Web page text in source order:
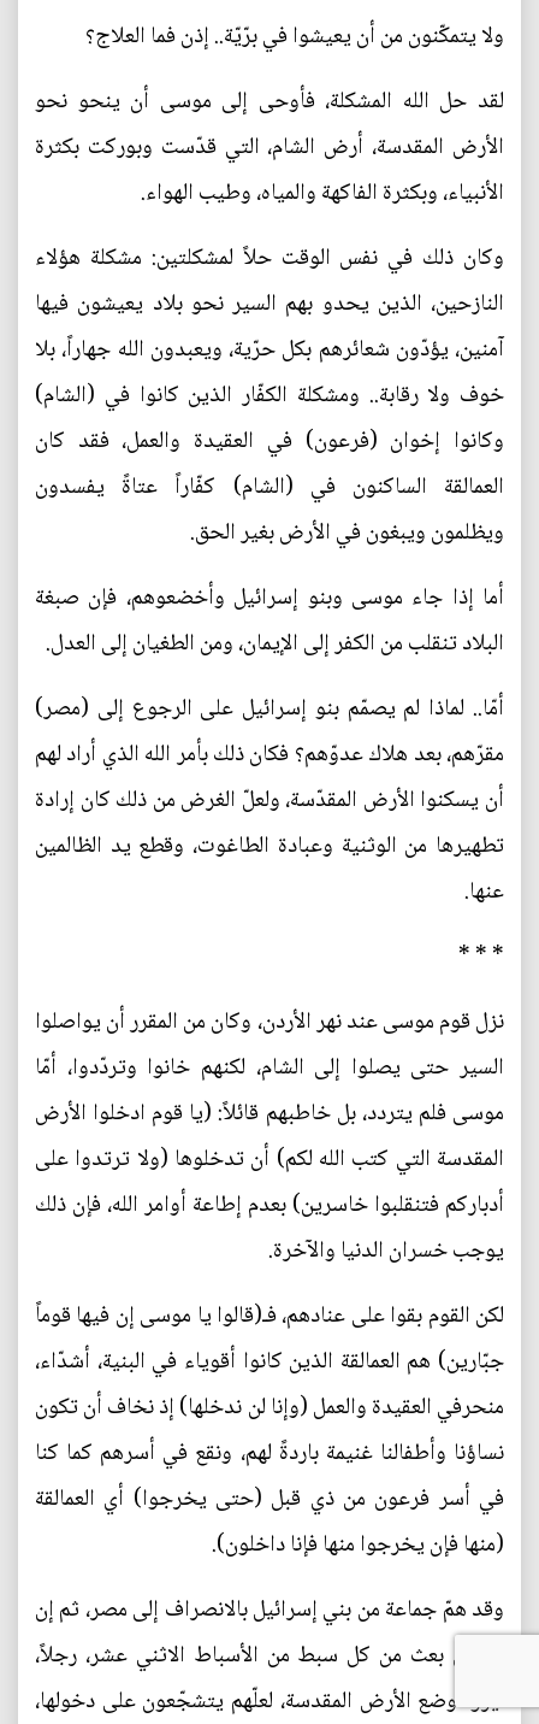
ولا يتمكّنون من أن يعيشوا في برّيّة.. إذن فما العلاج؟
لقد حل الله المشكلة، فأوحى إلى موسى أن ينحو نحو
الأرض المقدسة، أرض الشام، التي قدّست وبوركت بكثرة
الأنبياء، وبكثرة الفاكهة والمياه، وطيب الهواء.
وكان ذلك في نفس الوقت حلاً لمشكلتين: مشكلة هؤلاء
النازحين، الذين يحدو بهم السير نحو بلاد يعيشون فيها
آمنين، يؤدّون شعائرهم بكل حرّية، ويعبدون الله جهاراً، بلا
خوف ولا رقابة.. ومشكلة الكفّار الذين كانوا في (الشام)
وكانوا إخوان (فرعون) في العقيدة والعمل، فقد كان
العمالقة الساكنون في (الشام) كفّاراً عتاةً يفسدون
ويظلمون ويبغون في الأرض بغير الحق.
أما إذا جاء موسى وبنو إسرائيل وأخضعوهم، فإن صبغة
البلاد تنقلب من الكفر إلى الإيمان، ومن الطغيان إلى العدل.
أمّا.. لماذا لم يصمّم بنو إسرائيل على الرجوع إلى (مصر)
مقرّهم، بعد هلاك عدوّهم؟ فكان ذلك بأمر الله الذي أراد لهم
أن يسكنوا الأرض المقدّسة، ولعلّ الغرض من ذلك كان إرادة
تطهيرها من الوثنية وعبادة الطاغوت، وقطع يد الظالمين
عنها.
* * *
نزل قوم موسى عند نهر الأردن، وكان من المقرر أن يواصلوا
السير حتى يصلوا إلى الشام، لكنهم خانوا وتردّدوا، أمّا
موسى فلم يتردد، بل خاطبهم قائلاً: (يا قوم ادخلوا الأرض
المقدسة التي كتب الله لكم) أن تدخلوها (ولا ترتدوا على
أدباركم فتنقلبوا خاسرين) بعدم إطاعة أوامر الله، فإن ذلك
يوجب خسران الدنيا والآخرة.
لكن القوم بقوا على عنادهم، فـ(قالوا يا موسى إن فيها قوماً
جبّارين) هم العمالقة الذين كانوا أقوياء في البنية، أشدّاء،
منحرفي العقيدة والعمل (وإنا لن ندخلها) إذ نخاف أن تكون
نساؤنا وأطفالنا غنيمة باردةً لهم، ونقع في أسرهم كما كنا
في أسر فرعون من ذي قبل (حتى يخرجوا) أي العمالقة
(منها فإن يخرجوا منها فإنا داخلون).
وقد همّ جماعة من بني إسرائيل بالانصراف إلى مصر، ثم إن
موسى بعث من كل سبط من الأسباط الاثني عشر، رجلاً،
ليروا وضع الأرض المقدسة، لعلّهم يتشجّعون على دخولها،